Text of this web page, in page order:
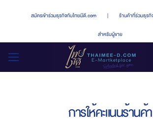
สมัครเข้าร่วมธุรกิจกับไทยมีดี.com | ร้านค้าที่ร่วมธุรกิ
สำหรับผู้ขาย
การให้คะแนนร้านค้า